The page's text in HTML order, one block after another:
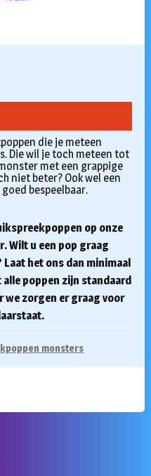
die je meteen
Die wil je toch meteen tot
met een grappige
niet beter? Ook wel een
bespeelbaar.
op onze
Wilt u een pop graag
het ons dan minimaal
alle poppen zijn standaard
we zorgen er graag voor
monsters